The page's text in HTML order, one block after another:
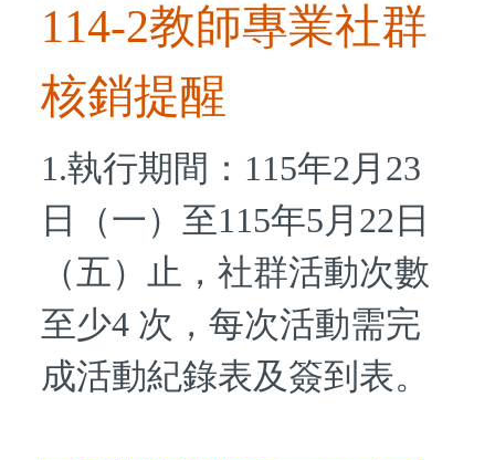
114-2教師專業社群
核銷提醒
1.執行期間：115年2月23
日（一）至115年5月22日
（五）止，社群活動次數
至少4 次，每次活動需完
成活動紀錄表及簽到表。